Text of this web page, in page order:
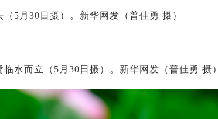
5月30日摄）。新华网发（普佳勇 摄）
临水而立（5月30日摄）。新华网发（普佳勇 摄）